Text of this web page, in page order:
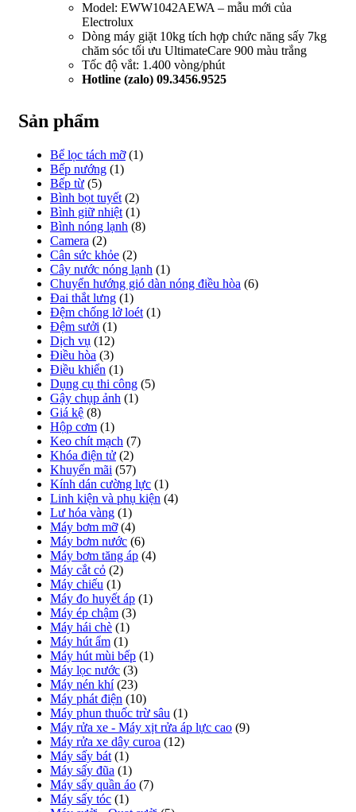
Model: EWW1042AEWA – mẫu mới của
Electrolux
Dòng máy giặt 10kg tích hợp chức năng sấy 7kg
chăm sóc tối ưu UltimateCare 900 màu trắng
Tốc độ vắt: 1.400 vòng/phút
Hotline (zalo) 09.3456.9525
Sản phẩm
Bể lọc tách mỡ (1)
Bếp nướng (1)
Bếp từ (5)
Bình bọt tuyết (2)
Bình giữ nhiệt (1)
Bình nóng lạnh (8)
Camera (2)
Cân sức khỏe (2)
Cây nước nóng lạnh (1)
Chuyển hướng gió dàn nóng điều hòa (6)
Đai thắt lưng (1)
Đệm chống lở loét (1)
Đệm sưởi (1)
Dịch vụ (12)
Điều hòa (3)
Điều khiển (1)
Dụng cụ thi công (5)
Gậy chụp ảnh (1)
Giá kệ (8)
Hộp cơm (1)
Keo chít mạch (7)
Khóa điện tử (2)
Khuyến mãi (57)
Kính dán cường lực (1)
Linh kiện và phụ kiện (4)
Lư hóa vàng (1)
Máy bơm mỡ (4)
Máy bơm nước (6)
Máy bơm tăng áp (4)
Máy cắt cỏ (2)
Máy chiếu (1)
Máy đo huyết áp (1)
Máy ép chậm (3)
Máy hái chè (1)
Máy hút ẩm (1)
Máy hút mùi bếp (1)
Máy lọc nước (3)
Máy nén khí (23)
Máy phát điện (10)
Máy phun thuốc trừ sâu (1)
Máy rửa xe - Máy xịt rửa áp lực cao (9)
Máy rửa xe dây curoa (12)
Máy sấy bát (1)
Máy sấy đũa (1)
Máy sấy quần áo (7)
Máy sấy tóc (1)